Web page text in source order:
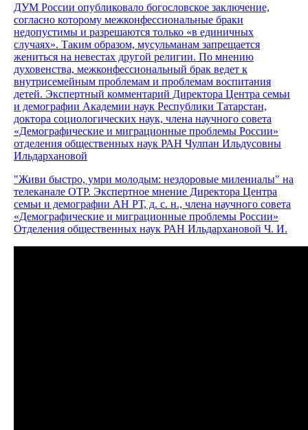
ДУМ России опубликовало богословское заключение,
согласно которому межконфессиональные браки
недопустимы и разрешаются только «в единичных
случаях». Таким образом, мусульманам запрещается
жениться на невестах другой религии. По мнению
духовенства, межконфессиональный брак ведет к
внутрисемейным проблемам и проблемам воспитания
детей. Экспертный комментарий Директора Центра семьи
и демографии Академии наук Республики Татарстан,
доктора социологических наук, члена научного совета
«Демографические и миграционные проблемы России»
отделения общественных наук РАН Чулпан Ильдусовны
Ильдархановой
"Живи быстро, умри молодым: нездоровые милениалы" на
телеканале ОТР. Экспертное мнение Директора Центра
семьи и демографии АН РТ, д. с. н., члена научного совета
«Демографические и миграционные проблемы России»
Отделения общественных наук РАН Ильдархановой Ч. И.